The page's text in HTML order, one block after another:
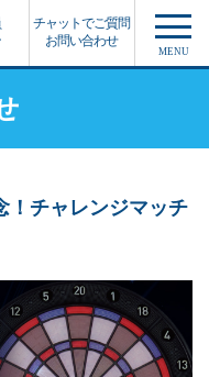
チャットでご質問
お問い合わせ
MENU
！チャレンジマッチ